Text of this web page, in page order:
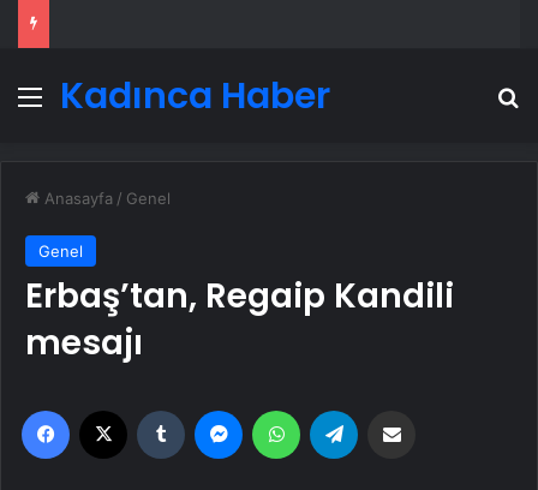
Menü
Kadınca Haber
Anasayfa / Genel
Genel
Erbaş’tan, Regaip Kandili
mesajı
Facebook Tumblr MessengerWhatsApp